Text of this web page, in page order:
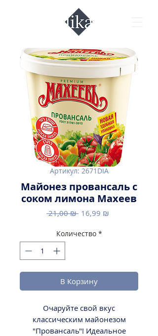
Артикул: 2671DIA
Майонез провансаль с
соком лимона Махеев
21,00 ₪ Обычная
16,99 ₪
Количество *
В Корзину
Очаруйте свой вкус
классическим майонезом
"Провансаль"! Идеальное